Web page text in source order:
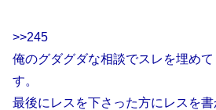
>>245
俺のグダグダな相談でスレを埋め
す。
最後にレスを下さった方にレスを